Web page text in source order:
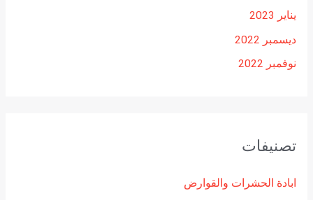
يناير 2023
ديسمبر 2022
نوفمبر 2022
تصنيفات
ابادة الحشرات والقوارض